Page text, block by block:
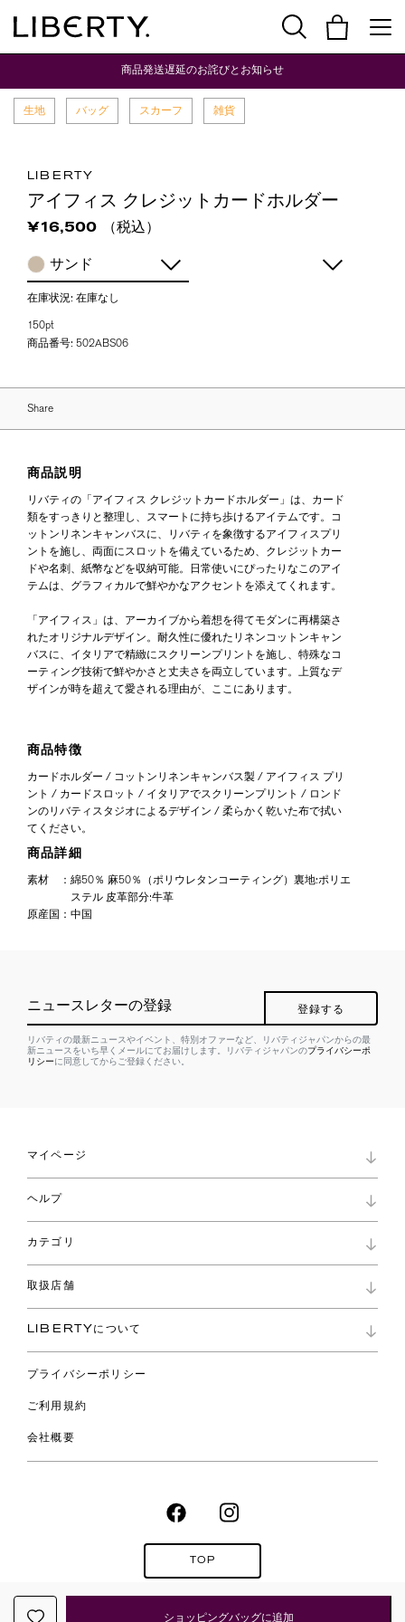
商品発送遅延のお詫びとお知らせ
生地 バッグ スカーフ 雑貨
LIBERTY
アイフィス クレジットカードホルダー
¥16,500
（税込）
サンド
在庫状況: 在庫なし
ショッピングバッグに追加
150pt
商品番号: 502ABS06
Share
商品説明
リバティの「アイフィス クレジットカードホルダー」は、カード
類をすっきりと整理し、スマートに持ち歩けるアイテムです。コ
ットンリネンキャンバスに、リバティを象徴するアイフィスプリ
ントを施し、両面にスロットを備えているため、クレジットカー
ドや名刺、紙幣などを収納可能。日常使いにぴったりなこのアイ
テムは、グラフィカルで鮮やかなアクセントを添えてくれます。
「アイフィス」は、アーカイブから着想を得てモダンに再構築さ
れたオリジナルデザイン。耐久性に優れたリネンコットンキャン
バスに、イタリアで精緻にスクリーンプリントを施し、特殊なコ
ーティング技術で鮮やかさと丈夫さを両立しています。上質なデ
ザインが時を超えて愛される理由が、ここにあります。
商品特徴
カードホルダー / コットンリネンキャンバス製 / アイフィス プリ
ント / カードスロット / イタリアでスクリーンプリント / ロンド
ンのリバティスタジオによるデザイン / 柔らかく乾いた布で拭い
てください。
商品詳細
素材 ： 綿50％ 麻50％（ポリウレタンコーティング）裏地:ポリエ
ステル 皮革部分:牛革
原産国 ： 中国
ニュースレターの登録 登録する
リバティの最新ニュースやイベント、特別オファーなど、リバティジャパンからの最
新ニュースをいち早くメールにてお届けします。リバティジャパンのプライバシーポ
リシーに同意してからご登録ください。
マイページ
ロイヤリティプログラム
パスワード再設定
ショッピングバッグ
ヘルプ
お問い合わせ
よくあるご質問
ご利用ガイド
カテゴリ
コレクション
ファブリックス
バッグ
スカーフ
ウェア
ライフスタイル
スペシャル
取扱店舗
リバティ・ファブリックス
LIBERTYについて
プライバシーポリシー
ご利用規約
会社概要
Copyright LIBERTY JAPAN CO.,LTD. All Rights Reserved.
TOP